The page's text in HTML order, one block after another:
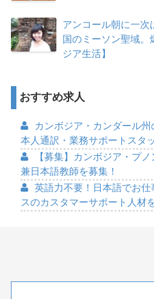
アンコール朝に一次
国のミーソン聖域。
ジア生活】
おすすめ求人
カンボジア・カンダール州
本人通訳・業務サポートスタ
【募集】カンボジア・プ
兼日本語教師を募集！
英語力不要！日本語でお
スのカスタマーサポート人材